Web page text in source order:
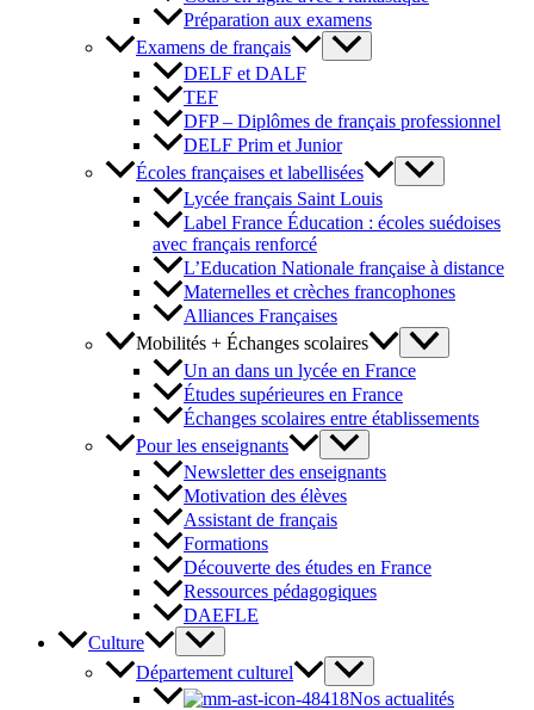
Préparation aux examens
Examens de français
DELF et DALF
TEF
DFP – Diplômes de français professionnel
DELF Prim et Junior
Écoles françaises et labellisées
Lycée français Saint Louis
Label France Éducation : écoles suédoises
avec français renforcé
L’Education Nationale française à distance
Maternelles et crèches francophones
Alliances Françaises
Mobilités + Échanges scolaires
Un an dans un lycée en France
Études supérieures en France
Échanges scolaires entre établissements
Pour les enseignants
Newsletter des enseignants
Motivation des élèves
Assistant de français
Formations
Découverte des études en France
Ressources pédagogiques
DAEFLE
Culture
Département culturel
Nos actualités